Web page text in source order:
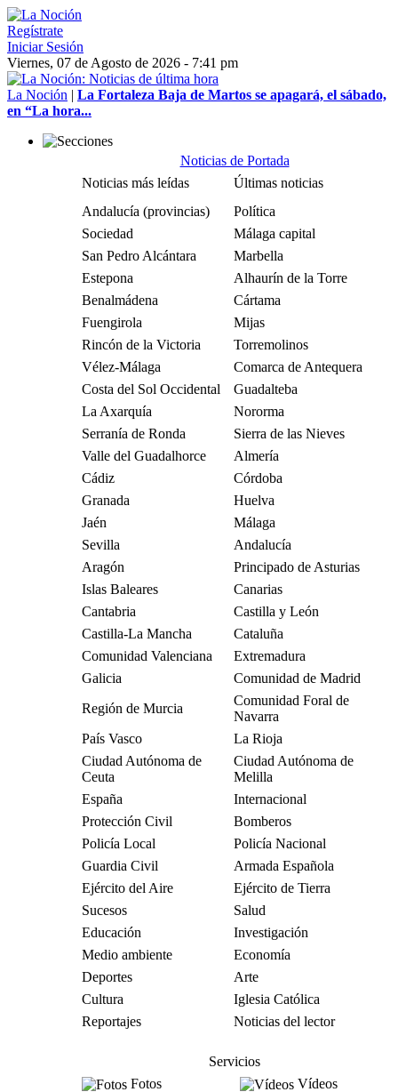
Regístrate
Iniciar Sesión
Viernes, 07 de Agosto de 2026 - 7:41 pm
La Noción | La Fortaleza Baja de Martos se apagará, el sábado,
en “La hora...
Noticias de Portada
Noticias más leídas
Últimas noticias
Andalucía (provincias)
Política
Sociedad
Málaga capital
San Pedro Alcántara
Marbella
Estepona
Alhaurín de la Torre
Benalmádena
Cártama
Fuengirola
Mijas
Rincón de la Victoria
Torremolinos
Vélez-Málaga
Comarca de Antequera
Costa del Sol Occidental
Guadalteba
La Axarquía
Nororma
Serranía de Ronda
Sierra de las Nieves
Valle del Guadalhorce
Almería
Cádiz
Córdoba
Granada
Huelva
Jaén
Málaga
Sevilla
Andalucía
Aragón
Principado de Asturias
Islas Baleares
Canarias
Cantabria
Castilla y León
Castilla-La Mancha
Cataluña
Comunidad Valenciana
Extremadura
Galicia
Comunidad de Madrid
Región de Murcia
Comunidad Foral de
Navarra
País Vasco
La Rioja
Ciudad Autónoma de
Ceuta
Ciudad Autónoma de
Melilla
España
Internacional
Protección Civil
Bomberos
Policía Local
Policía Nacional
Guardia Civil
Armada Española
Ejército del Aire
Ejército de Tierra
Sucesos
Salud
Educación
Investigación
Medio ambiente
Economía
Deportes
Arte
Cultura
Iglesia Católica
Reportajes
Noticias del lector
Servicios
Fotos
Vídeos